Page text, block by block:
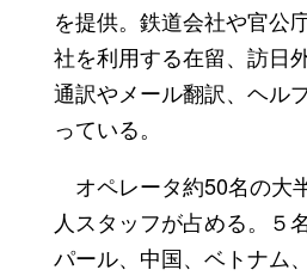
を提供。鉄道会社や官公
社を利用する在留、訪日
通訳やメール翻訳、ヘル
っている。
オペレータ約50名の大
人スタッフが占める。５
パール、中国、ベトナム